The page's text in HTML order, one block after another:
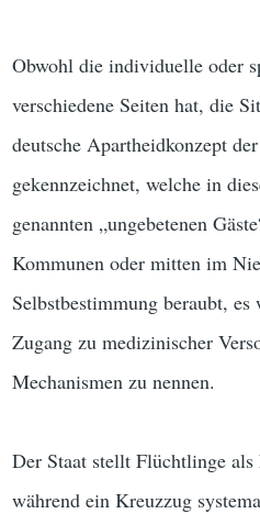
Obwohl die individuelle oder
verschiedene Seiten hat, die
deutsche Apartheidkonzept
gekennzeichnet, welche in
genannten „ungebetenen
Kommunen oder mitten im
Selbstbestimmung beraubt,
Zugang zu medizinischer
Mechanismen zu nennen.
Der Staat stellt Flüchtlinge als
während ein Kreuzzug